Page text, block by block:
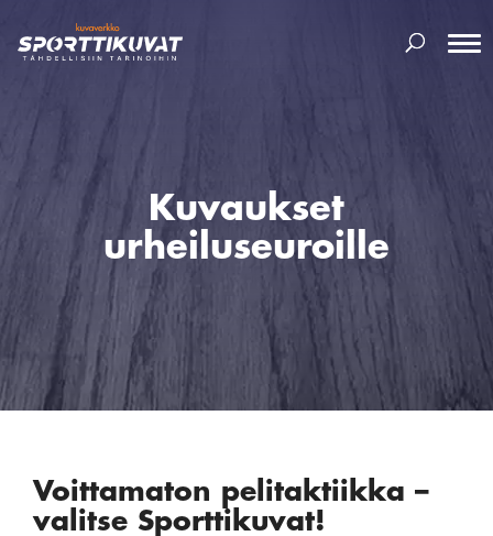
Kuvaukset
urheiluseuroille
Voittamaton pelitaktiikka –
valitse Sporttikuvat!